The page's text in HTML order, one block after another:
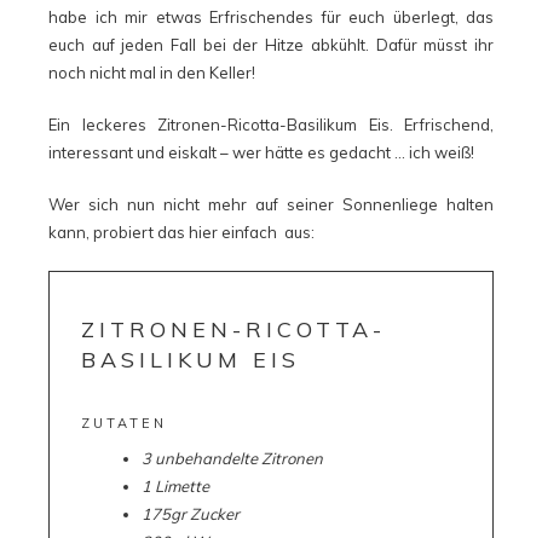
habe ich mir etwas Erfrischendes für euch überlegt, das
euch auf jeden Fall bei der Hitze abkühlt. Dafür müsst ihr
noch nicht mal in den Keller!
Ein leckeres Zitronen-Ricotta-Basilikum Eis. Erfrischend,
interessant und eiskalt – wer hätte es gedacht … ich weiß!
Wer sich nun nicht mehr auf seiner Sonnenliege halten
kann, probiert das hier einfach aus:
ZITRONEN-RICOTTA-
BASILIKUM EIS
ZUTATEN
3 unbehandelte Zitronen
1 Limette
175gr Zucker